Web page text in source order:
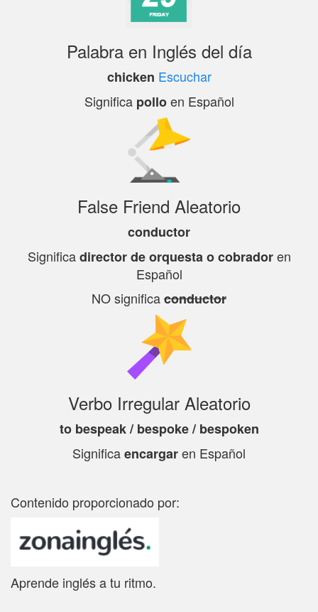
Palabra en Inglés del día
chicken Escuchar
Significa polloen Español
False Friend Aleatorio
conductor
Significadirector de orquesta o cobradoren
Español
NO significaconductor
Verbo Irregular Aleatorio
to bespeak / bespoke / bespoken
Significaencargaren Español
Contenido proporcionado por:
Aprende inglés a tu ritmo.